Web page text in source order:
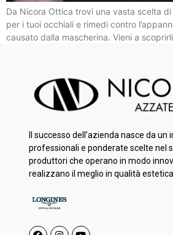
Da Nicora Ottica trovi una vasta scelta
per i tuoi occhiali e rimedi contro
causato dalla mascherina. Vieni a
Il successo dell’azienda nasce da
professionali e ponderate scelte nel
produttori che operano in modo
realizzano il meglio in qualità